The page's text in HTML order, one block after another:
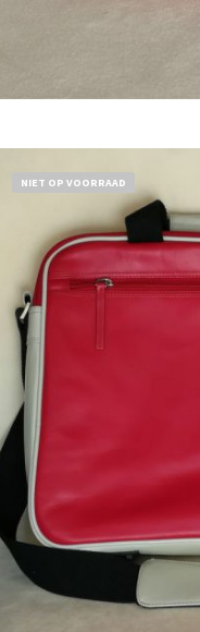
NIET OP VOORRAAD